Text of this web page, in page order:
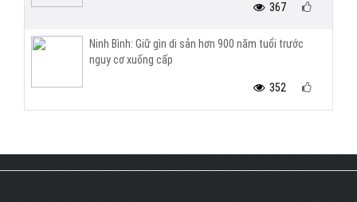
367
Ninh Bình: Giữ gìn di sản hơn 900 năm tuổi trước
nguy cơ xuống cấp
352